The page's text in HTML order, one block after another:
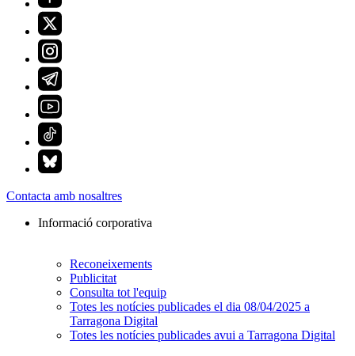
Contacta amb nosaltres
Informació corporativa
Reconeixements
Publicitat
Consulta tot l'equip
Totes les notícies publicades el dia 08/04/2025 a
Tarragona Digital
Totes les notícies publicades avui a Tarragona Digital